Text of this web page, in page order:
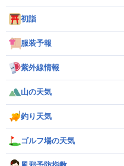
初詣
服装予報
紫外線情報
山の天気
釣り天気
ゴルフ場の天気